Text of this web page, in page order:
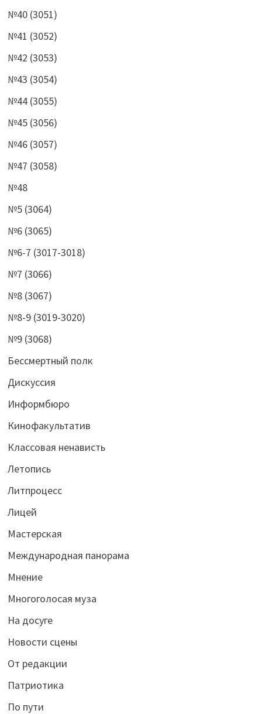
№40 (3051)
№41 (3052)
№42 (3053)
№43 (3054)
№44 (3055)
№45 (3056)
№46 (3057)
№47 (3058)
№48
№5 (3064)
№6 (3065)
№6-7 (3017-3018)
№7 (3066)
№8 (3067)
№8-9 (3019-3020)
№9 (3068)
Бессмертный полк
Дискуссия
Информбюро
Кинофакультатив
Классовая ненависть
Летопись
Литпроцесс
Лицей
Мастерская
Международная панорама
Мнение
Многоголосая муза
На досуге
Новости сцены
От редакции
Патриотика
По пути